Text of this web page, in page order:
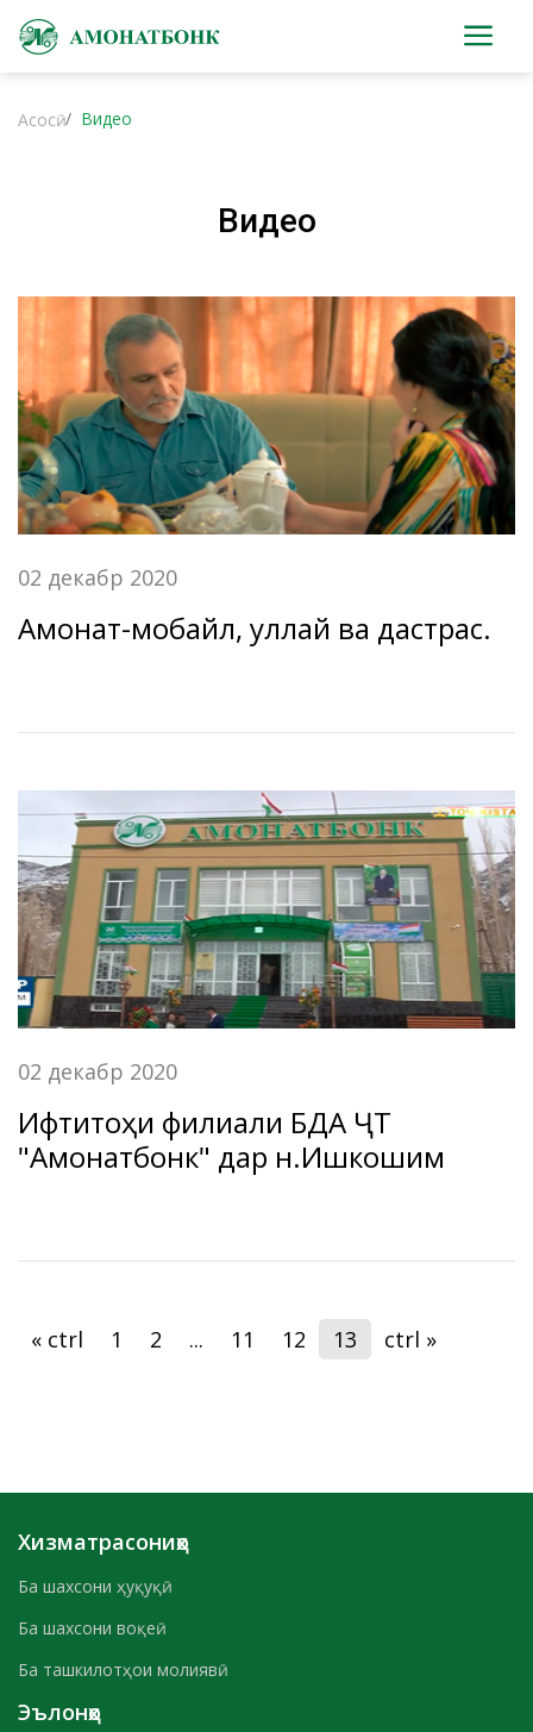
Асосӣ Видео
Видео
02 декабр 2020
Амонат-мобайл, қуллай ва дастрас.
02 декабр 2020
Ифтитоҳи филиали БДА ҶТ
"Амонатбонк" дар н.Ишкошим
« ctrl 1 2 ... 11 12 13 ctrl »
Хизматрасониҳо
Ба шахсони ҳуқуқӣ
Ба шахсони воқеӣ
Ба ташкилотҳои молиявӣ
Эълонҳо